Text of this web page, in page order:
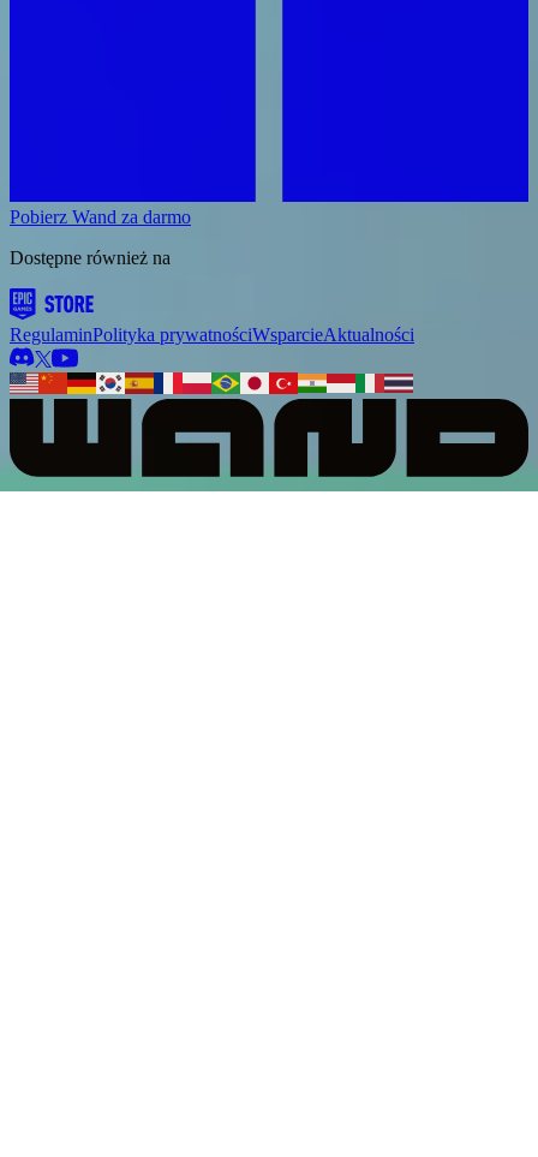
Pobierz Wand za darmo
Dostępne również na
RegulaminPolityka prywatnościWsparcieAktualności